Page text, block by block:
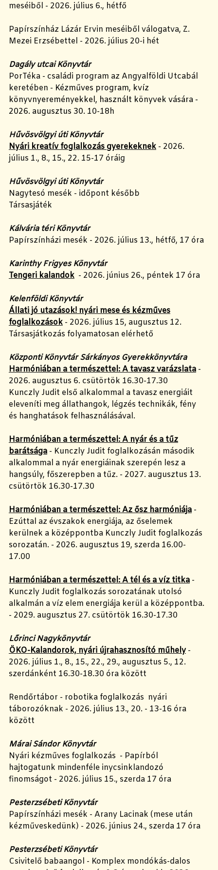
meséiből - 2026. július 6., hétfő
Papírszínház Lázár Ervin meséiből válogatva, Z.
Mezei Erzsébettel - 2026. július 20-i hét
Dagály utcai Könyvtár
PorTéka - családi program az Angyalföldi Utcabál
keretében - Kézműves program, kvíz
könyvnyereményekkel, használt könyvek vására -
2026. augusztus 30. 10-18h
Hűvösvölgyi úti Könyvtár
Nyári kreatív foglalkozás gyerekeknek - 2026.
július 1., 8., 15., 22. 15-17 óráig
Hűvösvölgyi úti Könyvtár
Nagytesó mesék - időpont később
Társasjáték
Kálvária téri Könyvtár
Papírszínházi mesék - 2026. július 13., hétfő, 17 óra
Karinthy Frigyes Könyvtár
Tengeri kalandok - 2026. június 26., péntek 17 óra
Kelenföldi Könyvtár
Állati jó utazások! nyári mese és kézműves
foglalkozások - 2026. július 15, augusztus 12.
Társasjátkozás folyamatosan elérhető
Központi Könyvtár Sárkányos Gyerekkönyvtára
Harmóniában a természettel: A tavasz varázslata -
2026. augusztus 6. csütörtök 16.30-17.30
Kunczly Judit első alkalommal a tavasz energiáit
eleveníti meg állathangok, légzés technikák, fény
és hanghatások felhasználásával.
Harmóniában a természettel: A nyár és a tűz
barátsága - Kunczly Judit foglalkozásán második
alkalommal a nyár energiáinak szerepén lesz a
hangsúly, főszerepben a tűz. - 2027. augusztus 13.
csütörtök 16.30-17.30
Harmóniában a természettel: Az ősz harmóniája -
Ezúttal az évszakok energiája, az őselemek
kerülnek a középpontba Kunczly Judit foglalkozás
sorozatán. - 2026. augusztus 19, szerda 16.00-
17.00
Harmóniában a természettel: A tél és a víz titka -
Kunczly Judit foglalkozás sorozatának utolsó
alkalmán a víz elem energiája kerül a középpontba.
- 2029. augusztus 27. csütörtök 16.30-17.30
Lőrinci Nagykönyvtár
ÖKO-Kalandorok, nyári újrahasznosító műhely-
2026. július 1., 8., 15., 22., 29., augusztus 5., 12.
szerdánként 16.30-18.30 óra között
Rendőrtábor - robotika foglalkozás nyári
táborozóknak - 2026. július 13., 20. - 13-16 óra
között
Márai Sándor Könyvtár
Nyári kézműves foglalkozás - Papírból
hajtogatunk mindenféle inycsinklandozó
finomságot - 2026. július 15., szerda 17 óra
Pesterzsébeti Könyvtár
Papírszínházi mesék - Arany Lacinak (mese után
kézműveskedünk) - 2026. június 24., szerda 17 óra
Pesterzsébeti Könyvtár
Csivitelő babaangol - Komplex mondókás-dalos